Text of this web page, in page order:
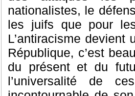
nationalistes, le
les juifs que pour
L’antiracisme
République, c’est
du présent et du
l’universalité de